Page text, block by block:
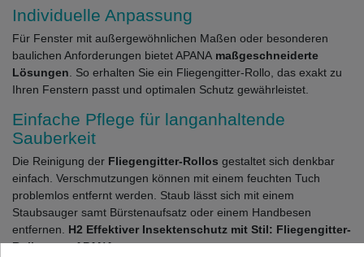
Individuelle Anpassung
Für Fenster mit außergewöhnlichen Maßen oder besonderen
baulichen Anforderungen bietet APANA maßgeschneiderte
Lösungen . So erhalten Sie ein Fliegengitter-Rollo, das exakt zu
Ihren Fenstern passt und optimalen Schutz gewährleistet.
Einfache Pflege für langanhaltende
Sauberkeit
Die Reinigung der Fliegengitter-Rollos gestaltet sich denkbar
einfach. Verschmutzungen können mit einem feuchten Tuch
problemlos entfernt werden. Staub lässt sich mit einem
Staubsauger samt Bürstenaufsatz oder einem Handbesen
entfernen. H2 Effektiver Insektenschutz mit Stil: Fliegengitter-
Rollos von APANA